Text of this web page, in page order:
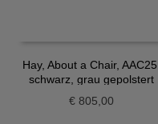
Hay, About a Chair, AAC25,
schwarz, grau gepolstert
€805,00